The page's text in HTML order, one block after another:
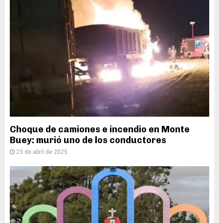
Choque de camiones e incendio en Monte
Buey: murió uno de los conductores
23 de abril de 2025